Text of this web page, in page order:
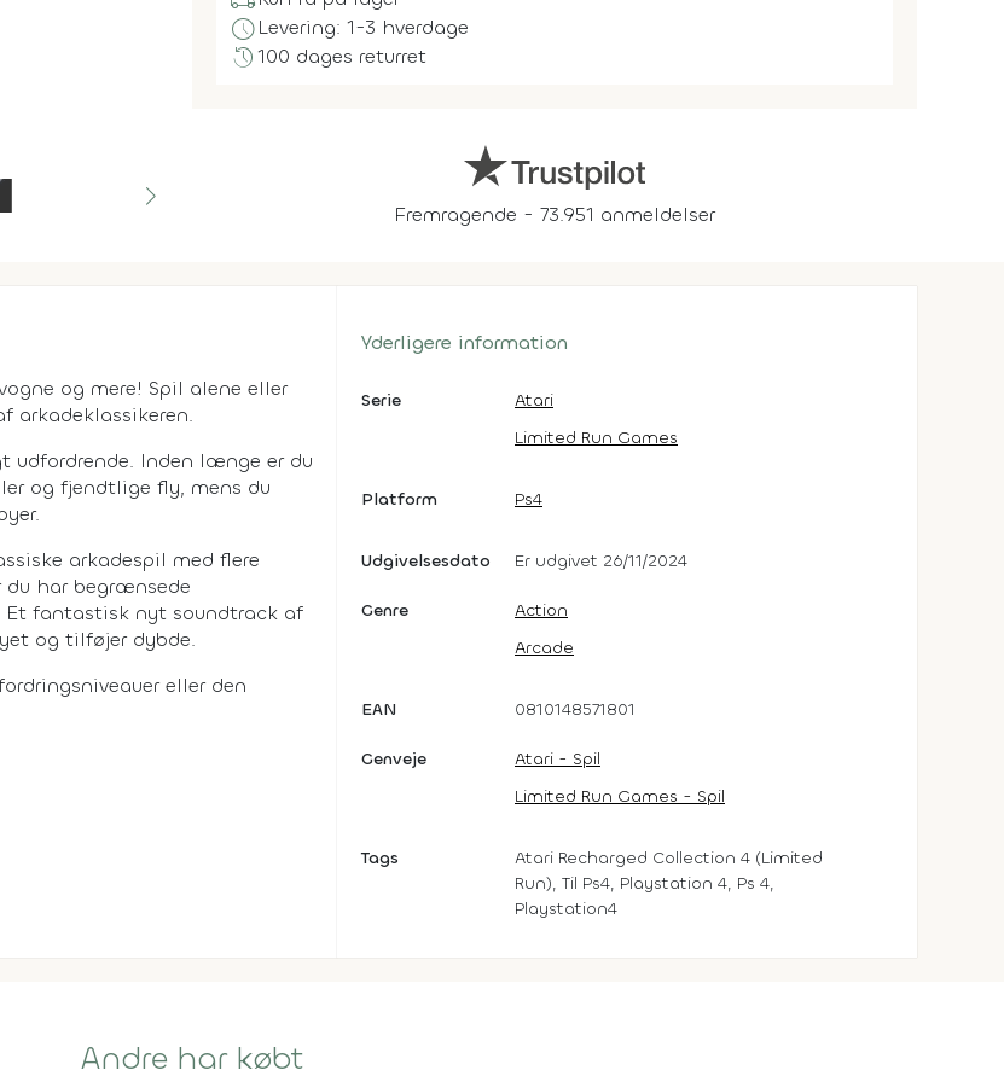
scheduleLevering: 1-3 hverdage
history100 dages returret
Fremragende - 73.951 anmeldelser
og mere! Spil alene eller
arkadeklassikeren.
udfordrende. Inden længe er du
og fjendtlige fly, mens du
arkadespil med flere
du har begrænsede
fantastisk nyt soundtrack af
og tilføjer dybde.
eller den
Yderligere information
Serie
Atari
Limited Run Games
Platform Ps4
Udgivelsesdato Er udgivet 26/11/2024
Genre
Action
Arcade
EAN 0810148571801
Genveje
Atari - Spil
Limited Run Games - Spil
Tags
Atari Recharged Collection 4 (Limited
Run), Til Ps4, Playstation 4, Ps 4,
Playstation4
Andre har købt